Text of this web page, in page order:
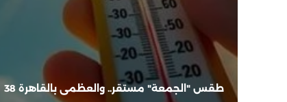
طقس "الجمعة" مستقر.. والعظمى بالقاهرة 38